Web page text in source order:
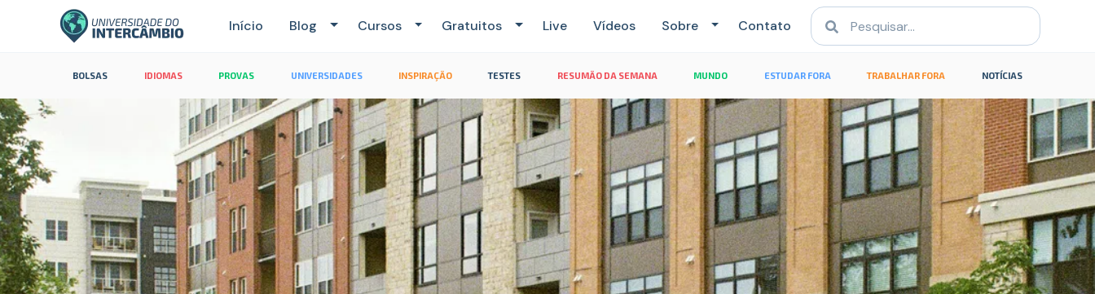
Início Blog Cursos Gratuitos Live Vídeos Sobre Contato
BOLSAS IDIOMAS PROVAS UNIVERSIDADES INSPIRAÇÃO TESTES RESUMÃO DA SEMANA MUNDO ESTUDAR FORA TRABALHAR FORA NOTÍCIAS